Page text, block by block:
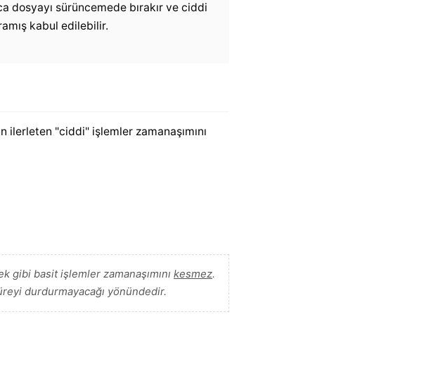
dosyayı sürüncemede bırakır ve ciddi
kabul edilebilir.
"ciddi" işlemler zamanaşımını
gibi basit işlemler zamanaşımını kesmez.
durdurmayacağı yönündedir.